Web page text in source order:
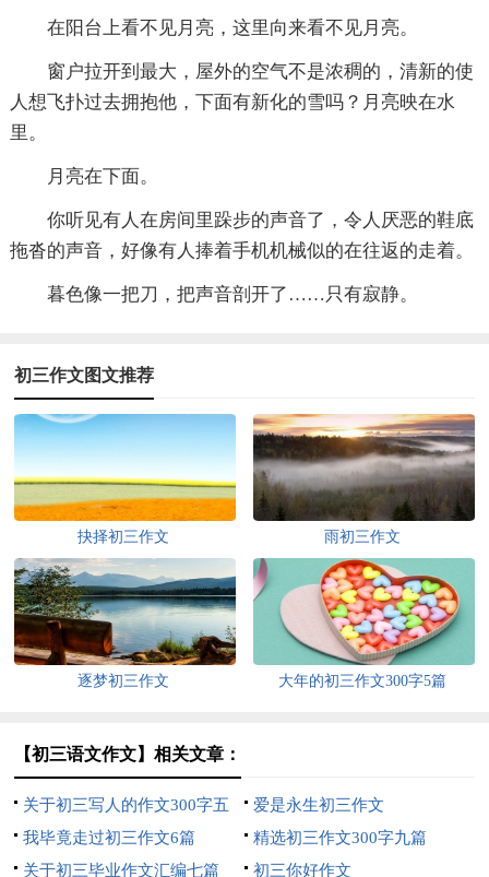
在阳台上看不见月亮，这里向来看不见月亮。
窗户拉开到最大，屋外的空气不是浓稠的，清新的使
人想飞扑过去拥抱他，下面有新化的雪吗？月亮映在水
里。
月亮在下面。
你听见有人在房间里跺步的声音了，令人厌恶的鞋底
拖沓的声音，好像有人捧着手机机械似的在往返的走着。
暮色像一把刀，把声音剖开了……只有寂静。
初三作文图文推荐
抉择初三作文 雨初三作文
逐梦初三作文 大年的初三作文300字5篇
【初三语文作文】相关文章：
关于初三写人的作文300字五
篇
爱是永生初三作文
我毕竟走过初三作文6篇
精选初三作文300字九篇
关于初三毕业作文汇编七篇
初三你好作文